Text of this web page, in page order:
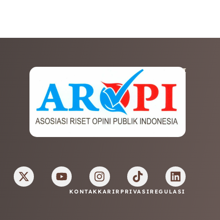
AFILIASI
KONTAK KARIR PRIVASI REGULASI